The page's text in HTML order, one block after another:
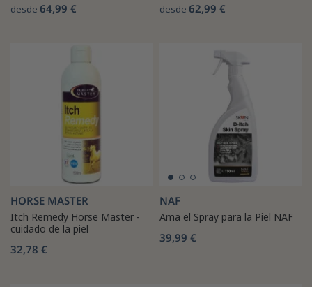
desde 64,99 € desde 62,99 €
HORSE MASTER
Itch Remedy Horse Master -
cuidado de la piel
32,78 €
NAF
Ama el Spray para la Piel NAF
39,99 €